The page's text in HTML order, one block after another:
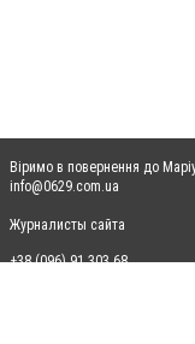
Віримо в повернення до
info@0629.com.ua
Журналисты сайта
+38 (096) 91 303 68